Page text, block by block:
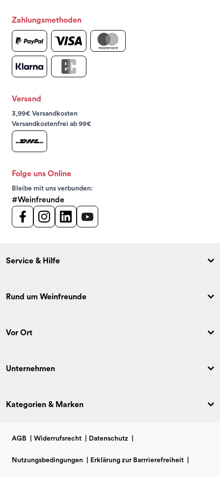
Zahlungsmethoden
Versand
3,99€ Versandkosten
Versandkostenfrei ab 99€
Folge uns Online
Bleibe mit uns verbunden:
#Weinfreunde
Service & Hilfe
Rund um Weinfreunde
Vor Ort
Unternehmen
Kategorien & Marken
AGB Widerrufsrecht Datenschutz
Nutzungsbedingungen Erklärung zur Barrrierefreiheit